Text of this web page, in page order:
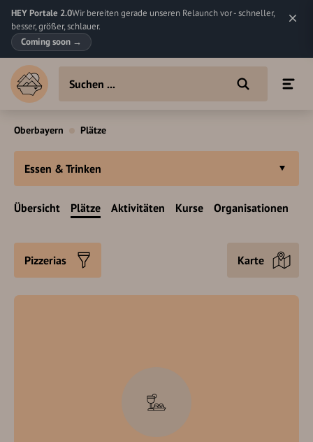
HEY Portale 2.0Wir bereiten gerade unseren Relaunch vor - schneller,
besser, größer, schlauer.
Coming soon →
Oberbayern Plätze
Essen & Trinken
Übersicht Plätze Aktivitäten Kurse Organisationen
Pizzerias Karte